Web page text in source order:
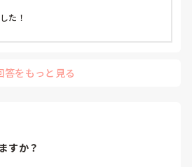
た！
答をもっと見る
すか？